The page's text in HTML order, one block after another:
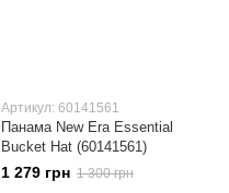
Артикул: 60141561
Панама New Era Essential
Bucket Hat (60141561)
1 279 грн 1 300 грн